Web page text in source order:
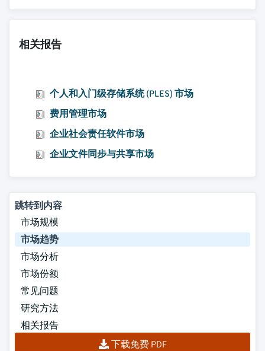
相关报告
个人和入门级存储系统 (PLES) 市场
费用管理市场
企业社会责任软件市场
企业文件同步与共享市场
跳转到内容
市场规模
市场趋势
市场分析
市场份额
常见问题
研究方法
相关报告
下载免费 PDF